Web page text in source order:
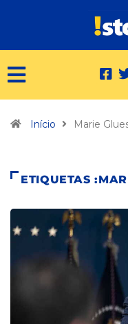
Início Marie
ETIQUETAS